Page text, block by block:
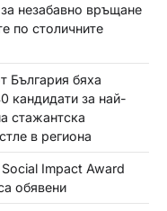
незабавно връщане
по столичните
България бяха
кандидати за най-
стажантска
в региона
Impact Award
обявени